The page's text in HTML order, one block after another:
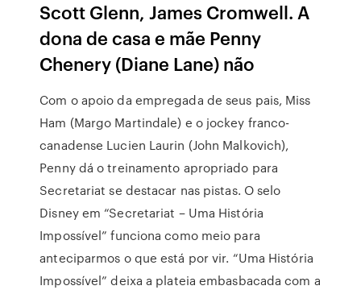
Scott Glenn, James Cromwell. A
dona de casa e mãe Penny
Chenery (Diane Lane) não
Com o apoio da empregada de seus pais, Miss
Ham (Margo Martindale) e o jockey franco-
canadense Lucien Laurin (John Malkovich),
Penny dá o treinamento apropriado para
Secretariat se destacar nas pistas. O selo
Disney em “Secretariat – Uma História
Impossível” funciona como meio para
anteciparmos o que está por vir. “Uma História
Impossível” deixa a plateia embasbacada com a